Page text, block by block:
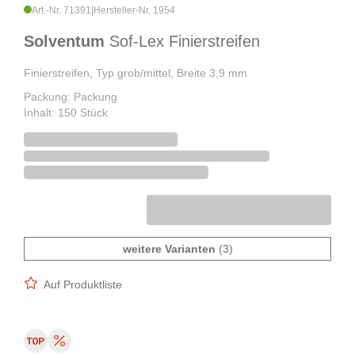
Art.-Nr. 71391 Hersteller-Nr. 1954
Solventum Sof-Lex Finierstreifen
Finierstreifen, Typ grob/mittel, Breite 3,9 mm
Packung: Packung
Inhalt: 150 Stück
weitere Varianten (3)
Auf Produktliste